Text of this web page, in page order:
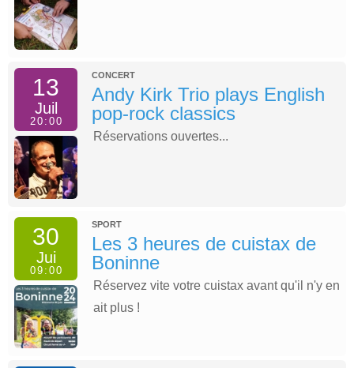
13
Juil
20:00
CONCERT
Andy Kirk Trio plays English
pop-rock classics
Réservations ouvertes...
30
Jui
09:00
SPORT
Les 3 heures de cuistax de
Boninne
Réservez vite votre cuistax avant qu'il n'y en
ait plus !